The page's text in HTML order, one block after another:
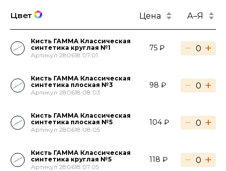
Цвет Цена А–Я
Кисть ГАММА Классическая
синтетика круглая №1
Артикул 280618.07.01
75 ₽ − +
Кисть ГАММА Классическая
синтетика плоская №3
Артикул 280618.08.03
98 ₽ − +
Кисть ГАММА Классическая
синтетика плоская №5
Артикул 280618.08.05
104 ₽ − +
Кисть ГАММА Классическая
синтетика круглая №5
Артикул 280618.07.05
118 ₽ − +